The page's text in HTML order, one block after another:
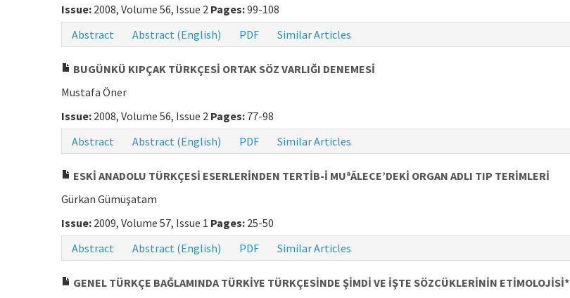
Issue: 2008, Volume 56, Issue 2 Pages:99-108
Abstract
Abstract (English) PDF Similar Articles
BUGÜNKÜ KIPÇAK TÜRKÇESİ ORTAK SÖZ VARLIĞI DENEMESİ
Mustafa Öner
Issue: 2008, Volume 56, Issue 2 Pages: 77-98
Abstract
Abstract (English) PDF Similar Articles
ESKİ ANADOLU TÜRKÇESİ ESERLERİNDEN TERTİB-İ MUªĀLECE’DEKİ ORGAN ADLI TIP TERİMLERİ
Gürkan Gümüşatam
Issue: 2009, Volume 57, Issue 1 Pages: 25-50
Abstract
Abstract (English) PDF Similar Articles
GENEL TÜRKÇE BAĞLAMINDA TÜRKİYE TÜRKÇESİNDE ŞİMDİ VE İŞTE SÖZCÜKLERİNİN ETİMOLOJİSİ*